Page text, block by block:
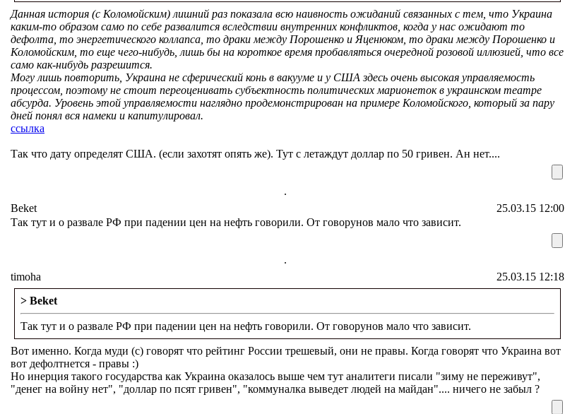
Данная история (c Коломойским) лишний раз показала всю наивность ожиданий связанных с тем, что Украина
каким-то образом само по себе развалится вследствии внутренних конфликтов, когда у нас ожидают то
дефолта, то энергетического коллапса, то драки между Порошенко и Яценюком, то драки между Порошенко и
Коломойским, то еще чего-нибудь, лишь бы на короткое время пробавляться очередной розовой иллюзией, что все
само как-нибудь разрешится.
Могу лишь повторить, Украина не сферический конь в вакууме и у США здесь очень высокая управляемость
процессом, поэтому не стоит переоценивать субъектность политических марионеток в украинском театре
абсурда. Уровень этой управляемости наглядно продемонстрирован на примере Коломойского, который за пару
дней понял вся намеки и капитулировал.
ссылка
Так что дату определят США. (если захотят опять же). Тут с летаждут доллар по 50 гривен. Ан нет....
.
Beket
25.03.15 12:00
Так тут и о развале РФ при падении цен на нефть говорили. От говорунов мало что зависит.
.
timoha
25.03.15 12:18
> Beket
Так тут и о развале РФ при падении цен на нефть говорили. От говорунов мало что зависит.
Вот именно. Когда муди (с) говорят что рейтинг России трешевый, они не правы. Когда говорят что Украина вот
вот дефолтнется - правы :)
Но инерция такого государства как Украина оказалось выше чем тут аналитеги писали "зиму не переживут",
"денег на войну нет", "доллар по псят гривен", "коммуналка выведет людей на майдан".... ничего не забыл ?